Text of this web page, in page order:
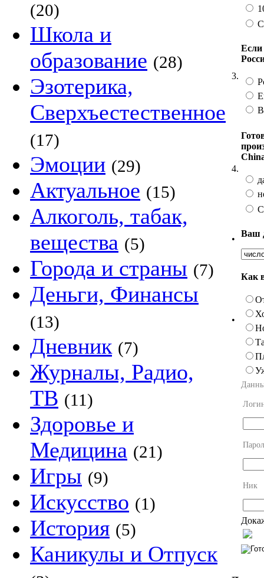
(20)
Школа и
образование (28)
Эзотерика,
Сверхъестественное
(17)
Эмоции (29)
Актуальное (15)
Алкоголь, табак,
вещества (5)
Города и страны (7)
Деньги, Финансы
(13)
Дневник (7)
Журналы, Радио,
ТВ (11)
Здоровье и
Медицина (21)
Игры (9)
Искусство (1)
История (5)
Каникулы и Отпуск
3.
Если
4.
•
Ваш
•
Как
Ник